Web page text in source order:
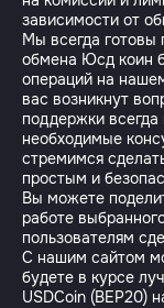
зависимости от
Мы всегда готовы
обмена Юсд коин
операций на
вас возникнут
поддержки всегда
необходимые
стремимся
простым и
Вы можете
работе
пользователям
С нашим сайтом
будете в курсе
USDCoin (BEP20)